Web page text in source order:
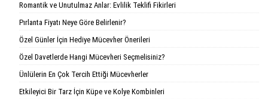
Romantik ve Unutulmaz Anlar: Evlilik Teklifi Fikirleri
Pırlanta Fiyatı Neye Göre Belirlenir?
Özel Günler İçin Hediye Mücevher Önerileri
Özel Davetlerde Hangi Mücevheri Seçmelisiniz?
Ünlülerin En Çok Tercih Ettiği Mücevherler
Etkileyici Bir Tarz İçin Küpe ve Kolye Kombinleri